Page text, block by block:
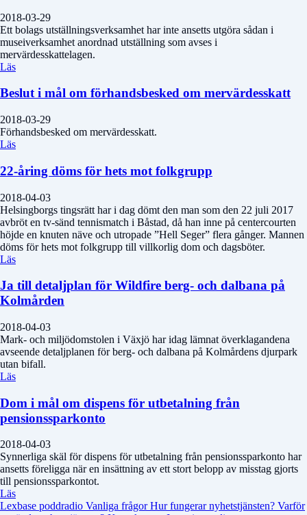
2018-03-29
Ett bolags utställningsverksamhet har inte ansetts utgöra sådan i
museiverksamhet anordnad utställning som avses i
mervärdesskattelagen.
Läs
Beslut i mål om förhandsbesked om mervärdesskatt
2018-03-29
Förhandsbesked om mervärdesskatt.
Läs
22-åring döms för hets mot folkgrupp
2018-04-03
Helsingborgs tingsrätt har i dag dömt den man som den 22 juli 2017
avbröt en tv-sänd tennismatch i Båstad, då han inne på centercourten
höjde en knuten näve och utropade ”Hell Seger” flera gånger. Mannen
döms för hets mot folkgrupp till villkorlig dom och dagsböter.
Läs
Ja till detaljplan för Wildfire berg- och dalbana på
Kolmården
2018-04-03
Mark- och miljödomstolen i Växjö har idag lämnat överklagandena
avseende detaljplanen för berg- och dalbana på Kolmårdens djurpark
utan bifall.
Läs
Dom i mål om dispens för utbetalning från
pensionssparkonto
2018-04-03
Synnerliga skäl för dispens för utbetalning från pensionssparkonto har
ansetts föreligga när en insättning av ett stort belopp av misstag gjorts
till pensionssparkontot.
Läs
Lexbase poddradio Vanliga frågorHur fungerar nyhetstjänsten? Varför